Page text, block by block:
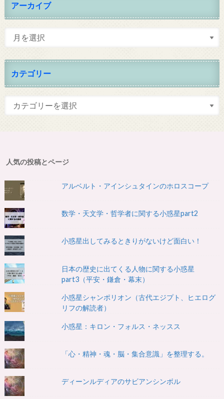
アーカイブ
カテゴリー
人気の投稿とページ
アルベルト・アインシュタインのホロスコープ
数学・天文学・哲学者に関する小惑星part2
小惑星出してみるときりがないけど面白い！
日本の歴史に出てくる人物に関する小惑星
part3（平安・鎌倉・幕末）
小惑星シャンポリオン（古代エジプト、ヒエログ
リフの解読者）
小惑星：キロン・フォルス・ネッスス
「心・精神・魂・脳・集合意識」を整理する。
ディーンルディアのサビアンシンボル